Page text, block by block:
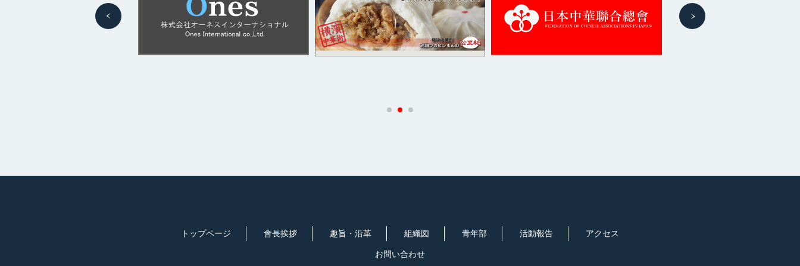
トップページ 會長挨拶 趣旨・沿革 組織図 青年部 活動報告 アクセス
お問い合わせ